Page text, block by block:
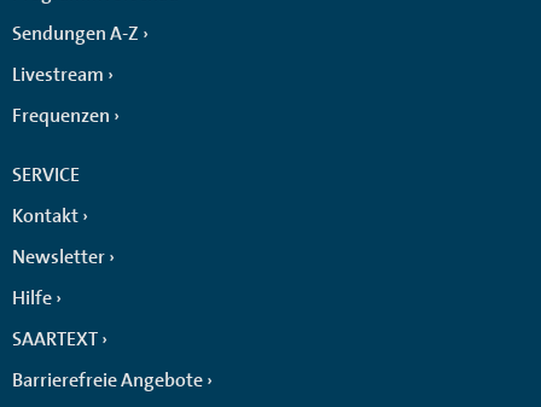
Sendungen A-Z
Livestream
Frequenzen
SERVICE
Kontakt
Newsletter
Hilfe
SAARTEXT
Barrierefreie Angebote